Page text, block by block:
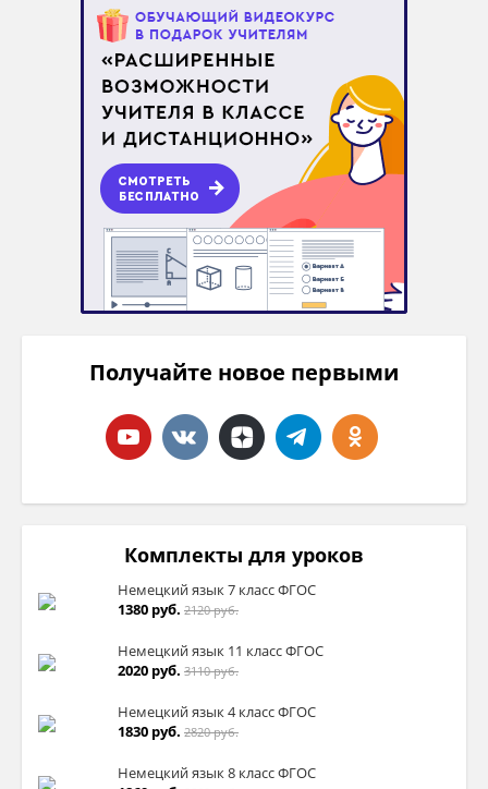
Получайте новое первыми
Комплекты для уроков
Немецкий язык 7 класс ФГОС
1380 руб. 2120 руб.
Немецкий язык 11 класс ФГОС
2020 руб. 3110 руб.
Немецкий язык 4 класс ФГОС
1830 руб. 2820 руб.
Немецкий язык 8 класс ФГОС